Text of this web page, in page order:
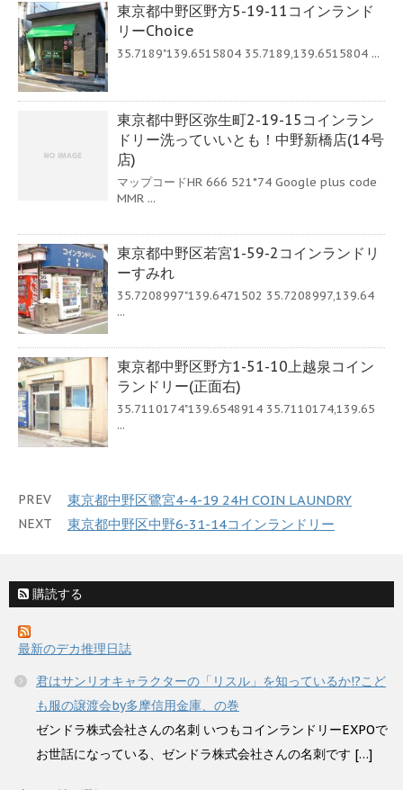
東京都中野区野方5-19-11コインランド
リーChoice
35.7189"139.6515804 35.7189,139.6515804 ...
東京都中野区弥生町2-19-15コインラン
ドリー洗っていいとも！中野新橋店(14号
店)
マップコードHR 666 521*74 Google plus code
MMR ...
東京都中野区若宮1-59-2コインランドリ
ーすみれ
35.7208997"139.6471502 35.7208997,139.64
...
東京都中野区野方1-51-10上越泉コイン
ランドリー(正面右)
35.7110174"139.6548914 35.7110174,139.65
...
PREV 東京都中野区鷺宮4-4-19 24H COIN LAUNDRY
NEXT 東京都中野区中野6-31-14コインランドリー
購読する
最新のデカ推理日誌
君はサンリオキャラクターの「リスル」を知っているか!?こど
も服の譲渡会by多摩信用金庫、の巻
ゼンドラ株式会社さんの名刺 いつもコインランドリーEXPOで
お世話になっている、ゼンドラ株式会社さんの名刺です […]